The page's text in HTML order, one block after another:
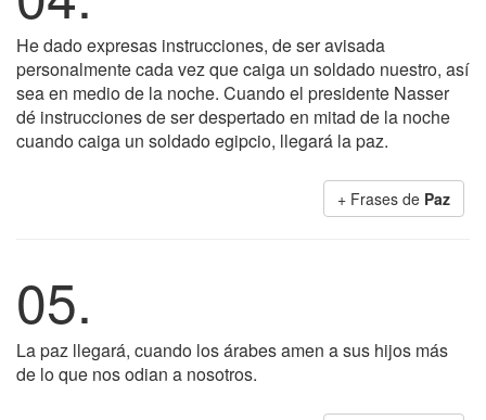
He dado expresas instrucciones, de ser avisada
personalmente cada vez que caiga un soldado nuestro, así
sea en medio de la noche. Cuando el presidente Nasser
dé instrucciones de ser despertado en mitad de la noche
cuando caiga un soldado egipcio, llegará la paz.
+ Frases de Paz
05.
La paz llegará, cuando los árabes amen a sus hijos más
de lo que nos odian a nosotros.